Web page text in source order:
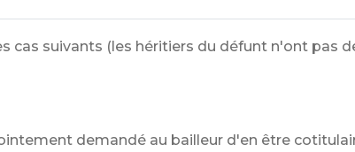
cas suivants (les héritiers du défunt n'ont pas
demandé au bailleur d'en être